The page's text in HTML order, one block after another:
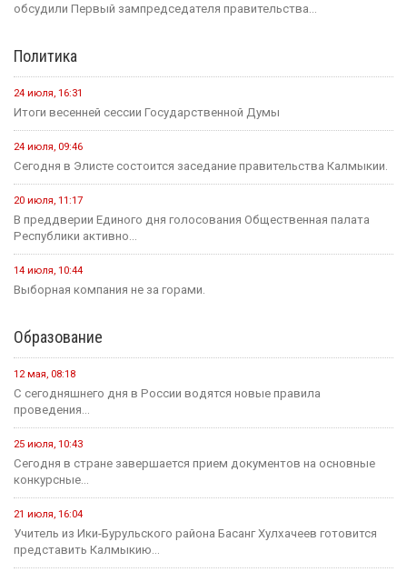
обсудили Первый зампредседателя правительства...
Политика
24 июля, 16:31
Итоги весенней сессии Государственной Думы
24 июля, 09:46
Сегодня в Элисте состоится заседание правительства Калмыкии.
20 июля, 11:17
В преддверии Единого дня голосования Общественная палата
Республики активно...
14 июля, 10:44
Выборная компания не за горами.
Образование
12 мая, 08:18
С сегодняшнего дня в России водятся новые правила
проведения...
25 июля, 10:43
Сегодня в стране завершается прием документов на основные
конкурсные...
21 июля, 16:04
Учитель из Ики-Бурульского района Басанг Хулхачеев готовится
представить Калмыкию...